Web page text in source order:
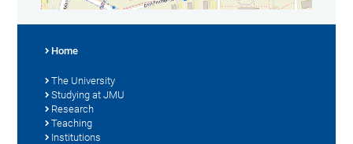
Home
The University
Studying at JMU
Research
Teaching
Institutions